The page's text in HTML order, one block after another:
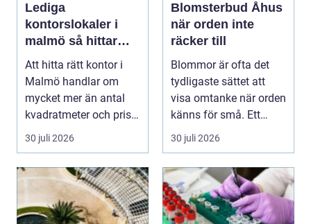
Lediga
kontorslokaler i
malmö så hittar
företag rätt läge
och rätt lokal
Att hitta rätt kontor i
Malmö handlar om
mycket mer än antal
kvadratmeter och pris
per månad. Företa...
30 juli 2026
Blomsterbud Åhus
när orden inte
räcker till
Blommor är ofta det
tydligaste sättet att
visa omtanke när orden
känns för små. Ett
genomtänkt bloms...
30 juli 2026